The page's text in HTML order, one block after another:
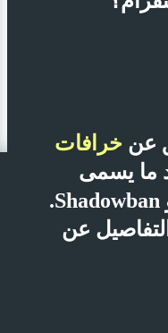
عن خرافات
ما يسمى
بحجب الظهور الجزئي أو Shadowban.
عن